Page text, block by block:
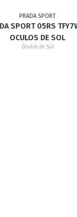
BORBOLETA
PRADA SPORT
SPORT 05RS
OCULOS DE SOL
Óculos de Sol